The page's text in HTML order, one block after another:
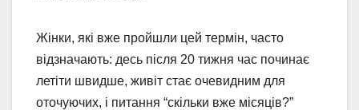
Жінки, які вже пройшли цей термін, часто
відзначають: десь після 20 тижня час починає
летіти швидше, живіт стає очевидним для
оточуючих, і питання “скільки вже місяців?”